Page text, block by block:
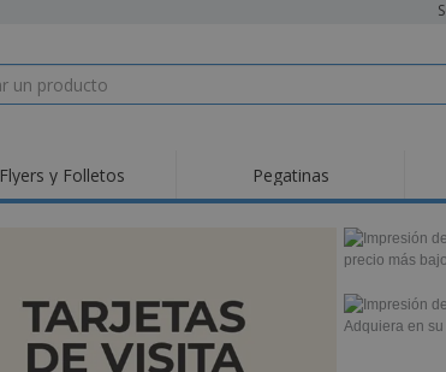
Flyers y Folletos Pegatinas